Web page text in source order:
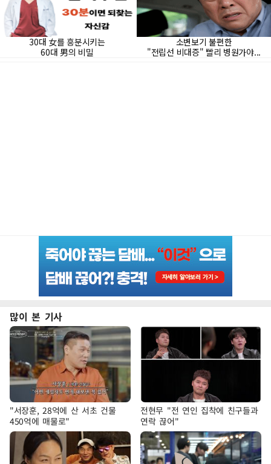
많이 본 기사
"서장훈, 28억에 산 서초 건물
450억에 매물로"
전현무 "전 연인 집착에 친구들과
연락 끊어"